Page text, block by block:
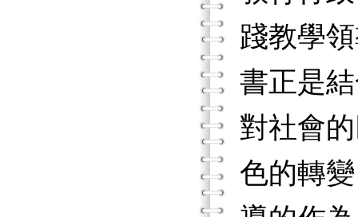
踐教學
書正是
對社會
色的轉